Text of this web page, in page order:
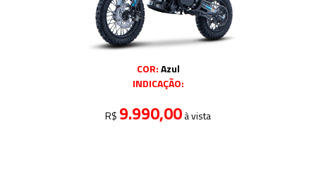
COR:Azul
INDICAÇÃO:
R$ 9.990,00à vista